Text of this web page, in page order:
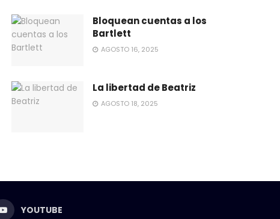
Bloquean cuentas a los
Bartlett
AGOSTO 16, 2025
La libertad de Beatriz
AGOSTO 18, 2025
YOUTUBE